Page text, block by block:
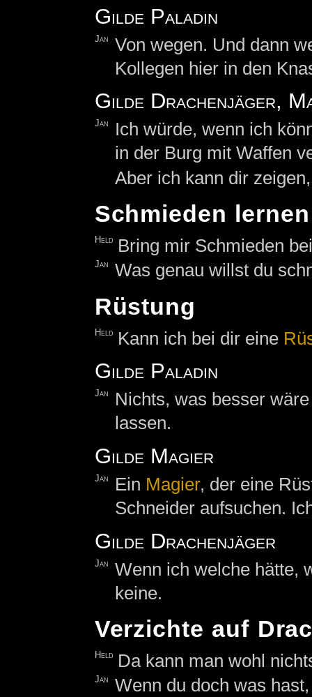
Gilde Paladin
Jan
Von wegen. Und dann
Kollegen hier in den
Gilde Drachenjäger,
Jan
Ich würde, wenn ich
in der Burg mit Waffen
Aber ich kann dir
Schmieden lernen
Held Bring mir Schmieden
Jan Was genau willst du
Rüstung
Held Kann ich bei dir eine
Gilde Paladin
Jan
Nichts, was besser
lassen.
Gilde Magier
Jan Ein Magier, der eine
Schneider aufsuchen.
Gilde Drachenjäger
Jan
Wenn ich welche hätte,
keine.
Verzichte auf
Held Da kann man wohl
Jan Wenn du doch was